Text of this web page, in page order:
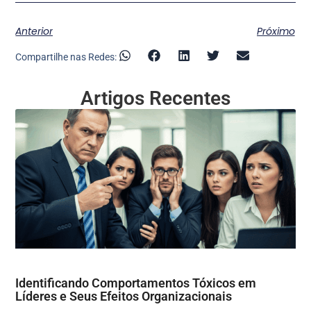
Anterior Próximo
Compartilhe nas Redes:
Artigos Recentes
Identificando Comportamentos Tóxicos em
Líderes e Seus Efeitos Organizacionais